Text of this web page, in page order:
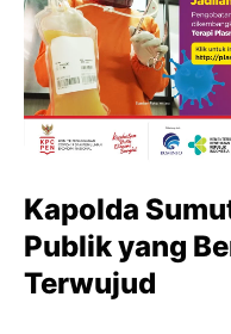
Kapolda
Publik yang
Terwujud